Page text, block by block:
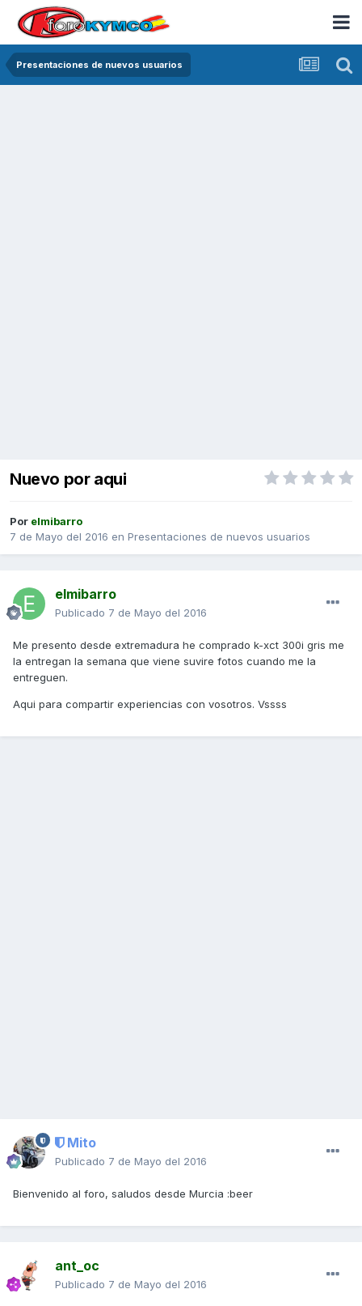
Presentaciones de nuevos usuarios
Nuevo por aqui
Por elmibarro
7 de Mayo del 2016 en Presentaciones de nuevos usuarios
elmibarro
Publicado 7 de Mayo del 2016
Me presento desde extremadura he comprado k-xct 300i gris me
la entregan la semana que viene suvire fotos cuando me la
entreguen.
Aqui para compartir experiencias con vosotros. Vssss
Mito
Publicado 7 de Mayo del 2016
Bienvenido al foro, saludos desde Murcia :beer
ant_oc
Publicado 7 de Mayo del 2016